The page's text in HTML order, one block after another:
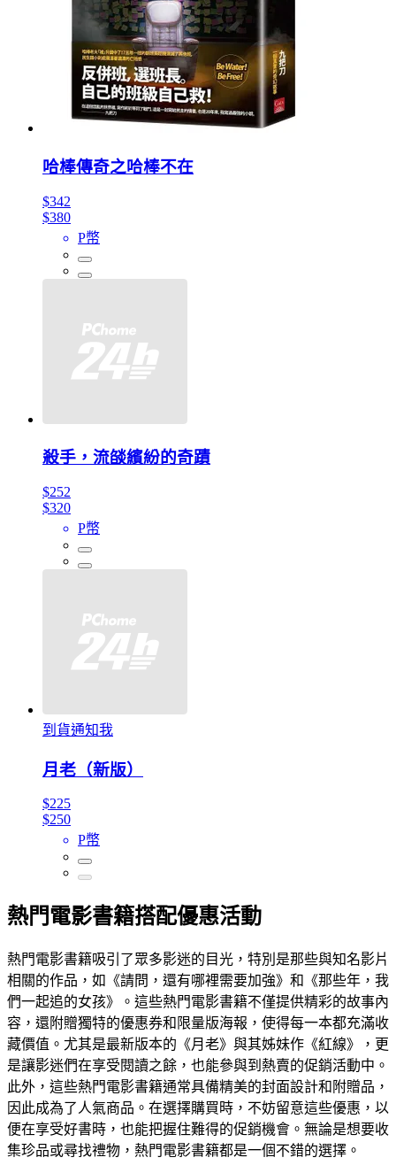
哈棒傳奇之哈棒不在
$342
$380
P幣
殺手，流燄繽紛的奇蹟
$252
$320
P幣
到貨通知我
月老（新版）
$225
$250
P幣
熱門電影書籍搭配優惠活動
熱門電影書籍吸引了眾多影迷的目光，特別是那些與知名影片
相關的作品，如《請問，還有哪裡需要加強》和《那些年，我
們一起追的女孩》。這些熱門電影書籍不僅提供精彩的故事內
容，還附贈獨特的優惠券和限量版海報，使得每一本都充滿收
藏價值。尤其是最新版本的《月老》與其姊妹作《紅線》，更
是讓影迷們在享受閱讀之餘，也能參與到熱賣的促銷活動中。
此外，這些熱門電影書籍通常具備精美的封面設計和附贈品，
因此成為了人氣商品。在選擇購買時，不妨留意這些優惠，以
便在享受好書時，也能把握住難得的促銷機會。無論是想要收
集珍品或尋找禮物，熱門電影書籍都是一個不錯的選擇。